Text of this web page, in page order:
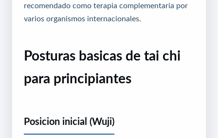
recomendado como terapia complementaria por
varios organismos internacionales.
Posturas basicas de tai chi
para principiantes
Posicion inicial (Wuji)